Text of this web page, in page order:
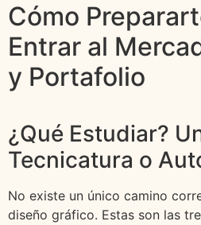
Cómo
Entrar al
y Portafolio
¿Qué Estudiar?
Tecnicatura o
No existe un único camino
diseño gráfico. Estas son las